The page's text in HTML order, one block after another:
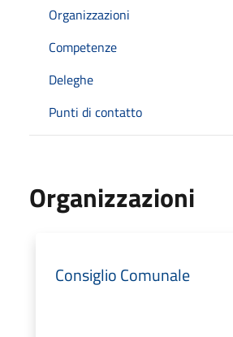
Organizzazioni
Competenze
Deleghe
Punti di contatto
Organizzazioni
Consiglio Comunale